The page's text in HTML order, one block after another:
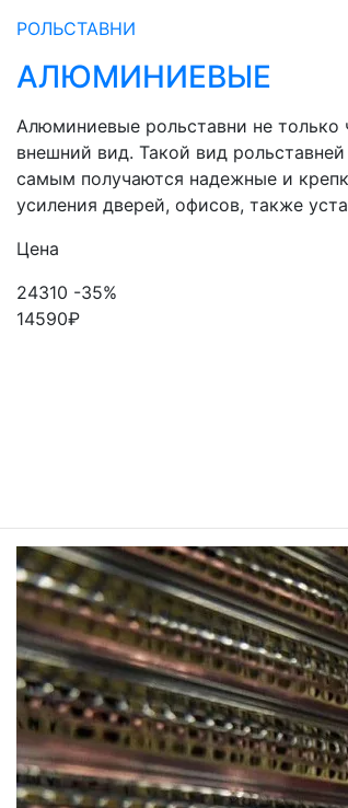
РОЛЬСТАВНИ
АЛЮМИНИЕВЫЕ
Алюминиевые рольставни не
внешний вид. Такой вид
самым получаются надежные и
усиления дверей, офисов, также
Цена
24310 -35%
14590₽